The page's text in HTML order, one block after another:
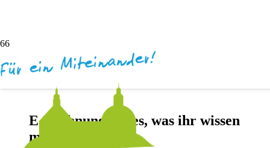
E-Rechnung: Alles, was ihr wissen
müsst